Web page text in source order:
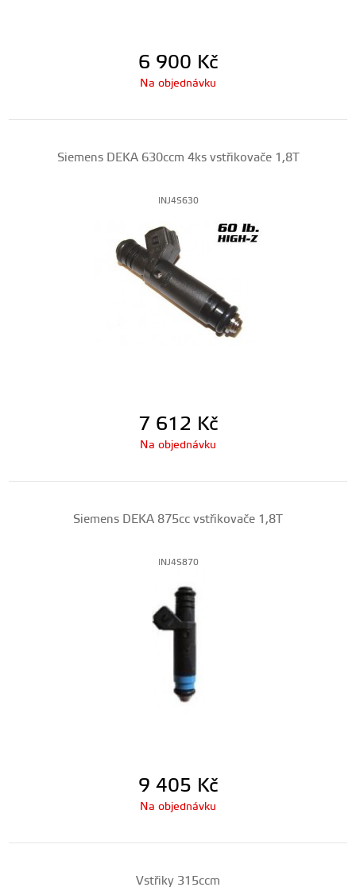
6 900 Kč
Na objednávku
Siemens DEKA 630ccm 4ks vstřikovače 1,8T
INJ4S630
7 612 Kč
Na objednávku
Siemens DEKA 875cc vstřikovače 1,8T
INJ4S870
9 405 Kč
Na objednávku
Vstřiky 315ccm